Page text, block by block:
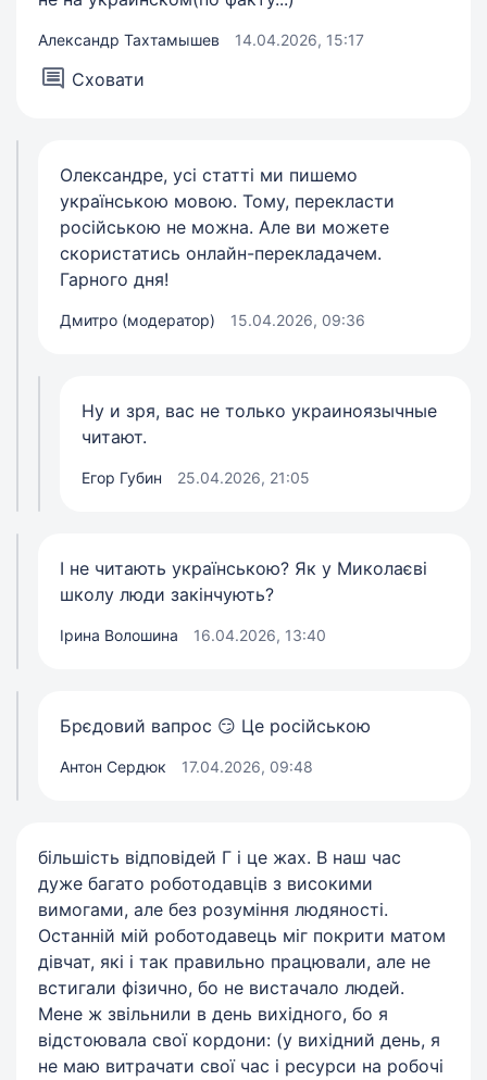
Александр Тахтамышев 14.04.2026, 15:17
Сховати
Олександре, усі статті ми пишемо
українською мовою. Тому, перекласти
російською не можна. Але ви можете
скористатись онлайн-перекладачем.
Гарного дня!
Дмитро (модератор) 15.04.2026, 09:36
Ну и зря, вас не только украиноязычные
читают.
Егор Губин 25.04.2026, 21:05
І не читають українською? Як у Миколаєві
школу люди закінчують?
Ірина Волошина 16.04.2026, 13:40
Брєдовий вапрос 😏 Це російською
Антон Сердюк 17.04.2026, 09:48
більшість відповідей Г і це жах. В наш час
дуже багато роботодавців з високими
вимогами, але без розуміння людяності.
Останній мій роботодавець міг покрити матом
дівчат, які і так правильно працювали, але не
встигали фізично, бо не вистачало людей.
Мене ж звільнили в день вихідного, бо я
відстоювала свої кордони: (у вихідний день, я
не маю витрачати свої час і ресурси на робочі